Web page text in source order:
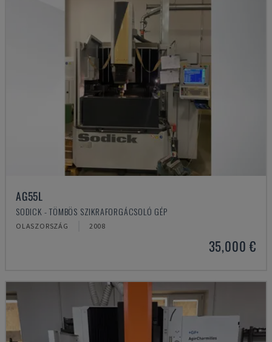
AG55L
SODICK - TÖMBÖS SZIKRAFORGÁCSOLÓ GÉP
OLASZORSZÁG 2008
35,000 €